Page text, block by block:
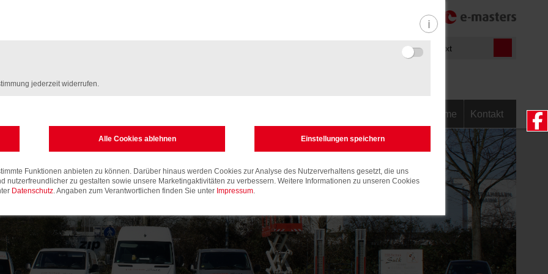
Home Kontakt
jederzeit widerrufen.
Funktionen anbieten zu können. Darüber hinaus werden Cookies zur Analyse des Nutzerverhaltens gesetzt, die uns
nutzerfreundlicher zu gestalten sowie unsere Marketingaktivitäten zu verbessern. Weitere Informationen zu unseren Cookies
Datenschutz . Angaben zum Verantwortlichen finden Sie unter Impressum